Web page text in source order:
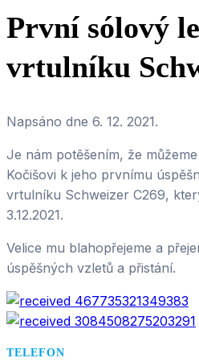
První sólový
vrtulníku
Napsáno dne 6. 12. 2021.
Je nám potěšením, že
Kočišovi k jeho prvnímu
vrtulníku Schweizer C269,
3.12.2021.
Velice mu blahopřejeme a
úspěšných vzletů a přistání.
TELEFON